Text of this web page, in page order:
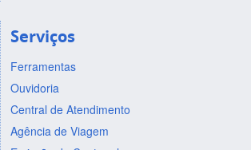
Serviços
Ferramentas
Ouvidoria
Central de Atendimento
Agência de Viagem